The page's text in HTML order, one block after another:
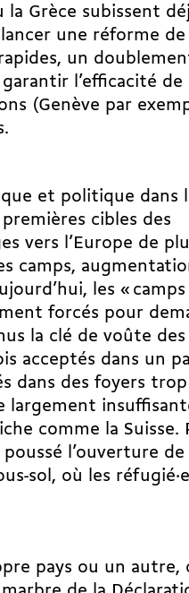
la Grèce subissent
une réforme de
un
l’efficacité
(Genève par
et politique dans
premières cibles des
vers l’Europe de
camps,
les «
forcés pour
la clé de voûte
acceptés dans un
dans des foyers
largement
comme la Suisse.
l’ouverture
sol, où les
pays ou un autre,